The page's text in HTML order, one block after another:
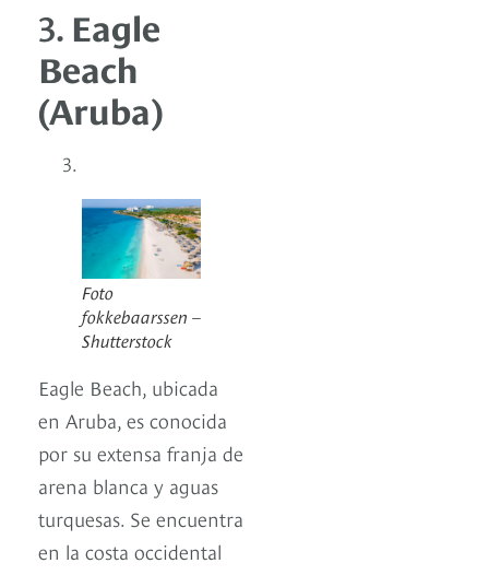
3. Eagle
Beach
(Aruba)
Foto
fokkebaarssen –
Shutterstock
Eagle Beach, ubicada
en Aruba, es conocida
por su extensa franja de
arena blanca y aguas
turquesas. Se encuentra
en la costa occidental